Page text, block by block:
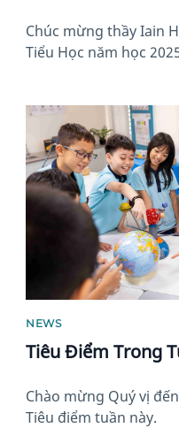
Chúc mừng thầy Iain
Tiểu Học năm học
News image
NEWS
Tiêu Điểm Trong
Chào mừng Quý vị
Tiêu điểm tuần này.